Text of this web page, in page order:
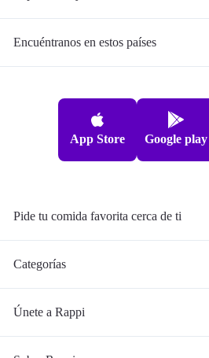
Encuéntranos en estos países
App Store Google play
Pide tu comida favorita cerca de ti
Categorías
Únete a Rappi